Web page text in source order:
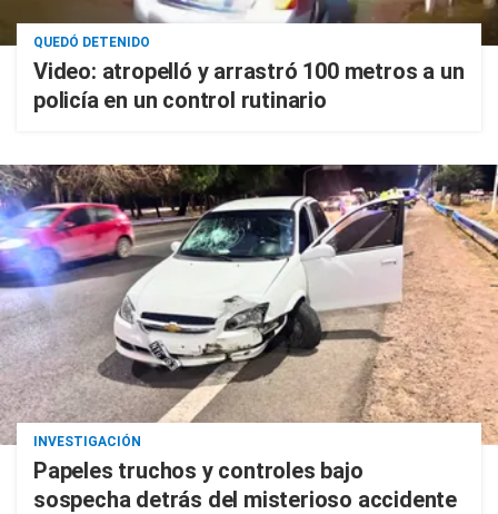
QUEDÓ DETENIDO
Video: atropelló y arrastró 100 metros a un
policía en un control rutinario
INVESTIGACIÓN
Papeles truchos y controles bajo
sospecha detrás del misterioso accidente